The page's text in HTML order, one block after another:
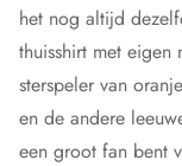
het nog altijd
thuisshirt met eigen
sterspeler van
en de andere
een groot fan bent